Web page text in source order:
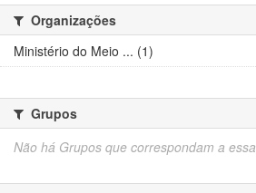
Organizações
Ministério do Meio ... (1)
Grupos
Não há Grupos que correspondam a